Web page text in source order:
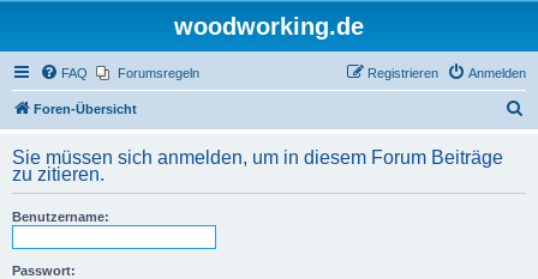
woodworking.de
FAQ Forumsregeln Anmelden
Registrieren
Foren-Übersicht
h
Sie müssen sich anmelden, um in diesem Forum Beiträge
zu zitieren.
Benutzername:
Passwort: